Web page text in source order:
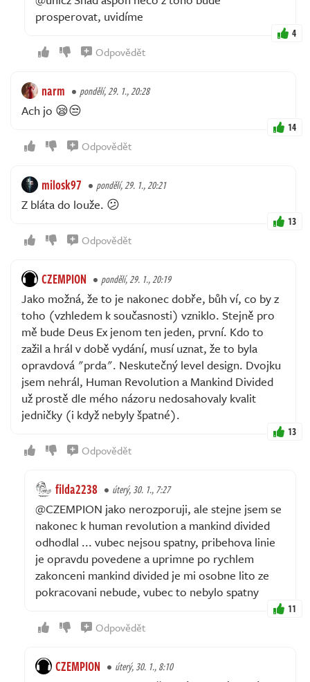
prosperovat, uvidíme
4
Odpovědět
narm pondělí, 29. 1., 20:28
Ach jo 😪😒
14
Odpovědět
milosk97 pondělí, 29. 1., 20:21
Z bláta do louže. 😕
13
Odpovědět
CZEMPION pondělí, 29. 1., 20:19
Jako možná, že to je nakonec dobře, bůh ví, co by z
toho (vzhledem k současnosti) vzniklo. Stejně pro
mě bude Deus Ex jenom ten jeden, první. Kdo to
zažil a hrál v době vydání, musí uznat, že to byla
opravdová "prda". Neskutečný level design. Dvojku
jsem nehrál, Human Revolution a Mankind Divided
už prostě dle mého názoru nedosahovaly kvalit
jedničky (i když nebyly špatné).
13
Odpovědět
filda2238 úterý, 30. 1., 7:27
@CZEMPION jako nerozporuji, ale stejne jsem se
nakonec k human revolution a mankind divided
odhodlal ... vubec nejsou spatny, pribehova linie
je opravdu povedene a uprimne po rychlem
zakonceni mankind divided je mi osobne lito ze
pokracovani nebude, vubec to nebylo spatny
11
Odpovědět
CZEMPION úterý, 30. 1., 8:10